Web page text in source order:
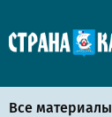
Все материалы